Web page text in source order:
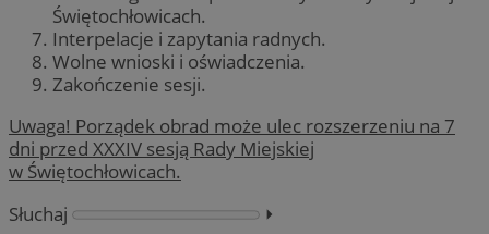
Świętochłowicach.
Interpelacje i zapytania radnych.
Wolne wnioski i oświadczenia.
Zakończenie sesji.
Uwaga! Porządek obrad może ulec rozszerzeniu na 7
dni przed XXXIV sesją Rady Miejskiej
w Świętochłowicach.
Słuchaj
⏵︎